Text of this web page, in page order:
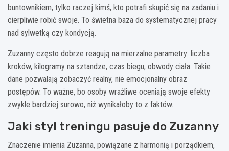
buntownikiem, tylko raczej kimś, kto potrafi skupić się na zadaniu i
cierpliwie robić swoje. To świetna baza do systematycznej pracy
nad sylwetką czy kondycją.
Zuzanny często dobrze reagują na mierzalne parametry: liczba
kroków, kilogramy na sztandze, czas biegu, obwody ciała. Takie
dane pozwalają zobaczyć realny, nie emocjonalny obraz
postępów. To ważne, bo osoby wrażliwe oceniają swoje efekty
zwykle bardziej surowo, niż wynikałoby to z faktów.
Jaki styl treningu pasuje do Zuzanny
Znaczenie imienia Zuzanna, powiązane z harmonią i porządkiem,